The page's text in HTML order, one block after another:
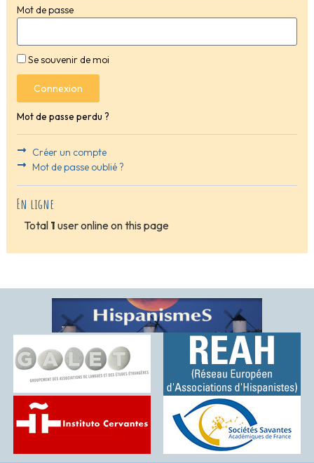
Mot de passe
Se souvenir de moi
Connexion
Mot de passe perdu ?
Créer un compte
Mot de passe oublié ?
En ligne
Total 1 user online on this page